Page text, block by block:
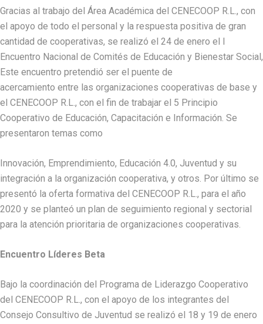
Gracias al trabajo del Área Académica del CENECOOP R.L., con
el apoyo de todo el personal y la respuesta positiva de gran
cantidad de cooperativas, se realizó el 24 de enero el I
Encuentro Nacional de Comités de Educación y Bienestar Social,
Este encuentro pretendió ser el puente de
acercamiento entre las organizaciones cooperativas de base y
el CENECOOP R.L., con el fin de trabajar el 5 Principio
Cooperativo de Educación, Capacitación e Información. Se
presentaron temas como
Innovación, Emprendimiento, Educación 4.0, Juventud y su
integración a la organización cooperativa, y otros. Por último se
presentó la oferta formativa del CENECOOP R.L., para el año
2020 y se planteó un plan de seguimiento regional y sectorial
para la atención prioritaria de organizaciones cooperativas.
Encuentro Líderes Beta
Bajo la coordinación del Programa de Liderazgo Cooperativo
del CENECOOP R.L., con el apoyo de los integrantes del
Consejo Consultivo de Juventud se realizó el 18 y 19 de enero